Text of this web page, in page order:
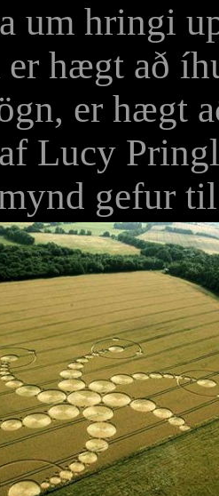
um hringi
hægt að
er hægt
Lucy
gefur